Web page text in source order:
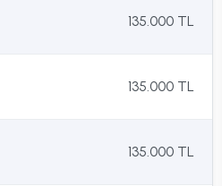
135.000 TL
135.000 TL
135.000 TL